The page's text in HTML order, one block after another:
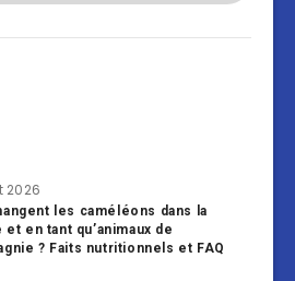
2026
les caméléons dans la
et en tant qu’animaux de
? Faits nutritionnels et FAQ